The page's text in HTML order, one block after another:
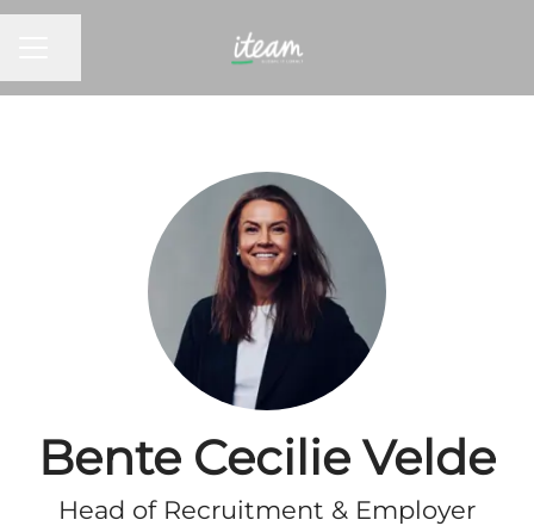
Bente Cecilie Velde
Head of Recruitment & Employer